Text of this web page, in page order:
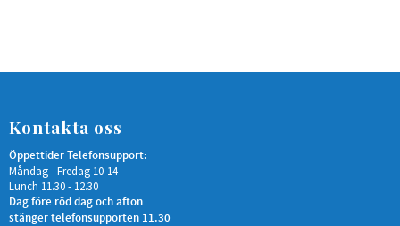
Kontakta oss
Öppettider Telefonsupport:
Måndag - Fredag 10-14
Lunch 11.30 - 12.30
Dag före röd dag och afton
stänger telefonsupporten 11.30